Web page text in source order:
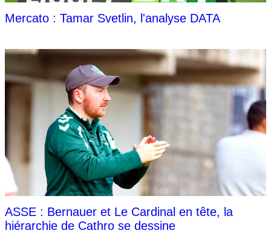
Mercato : Tamar Svetlin, l'analyse DATA
ASSE : Bernauer et Le Cardinal en tête, la
hiérarchie de Cathro se dessine